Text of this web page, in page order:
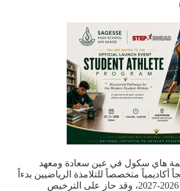
هاي سكول في عين سعادة ومعهد
أكاديمياً متخصصاً للتلامذة الرياضيين بدءاً
من العام الدراسي 2026-2027، وقد حاز على الترخيص